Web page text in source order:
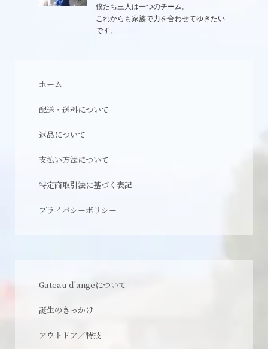
僕たち三人は一つのチーム。
これからも家族で力を合わせてゆきたい
です。
ホーム
配送・送料について
返品について
支払い方法について
特定商取引法に基づく表記
プライバシーポリシー
Gateau d'angeについて
誕生のきっかけ
アウトドア／特技